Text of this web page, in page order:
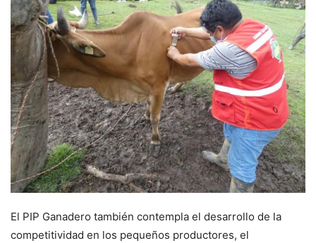
El PIP Ganadero también contempla el desarrollo de la
competitividad en los pequeños productores, el